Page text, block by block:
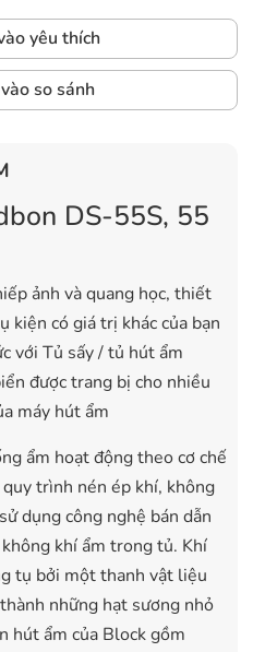
yêu thích
so sánh
DS-55S, 55
ảnh và quang học, thiết
kiện có giá trị khác của bạn
với Tủ sấy / tủ hút ẩm
được trang bị cho nhiều
máy hút ẩm
ẩm hoạt động theo cơ chế
trình nén ép khí, không
dụng công nghệ bán dẫn
khí ẩm trong tủ. Khí
tụ bởi một thanh vật liệu
những hạt sương nhỏ
hút ẩm của Block gồm